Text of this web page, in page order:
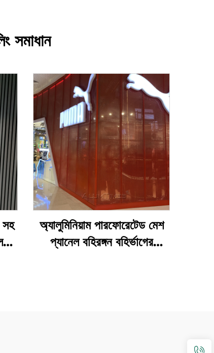
সমাধান
সহ
অ্যালুমিনিয়াম পারফোরেটেড মেশ
প্যানেল বহিরঙ্গন বহির্ভাগের